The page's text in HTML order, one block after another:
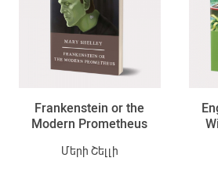
Frankenstein or the
Modern Prometheus
Մերի Շելլի